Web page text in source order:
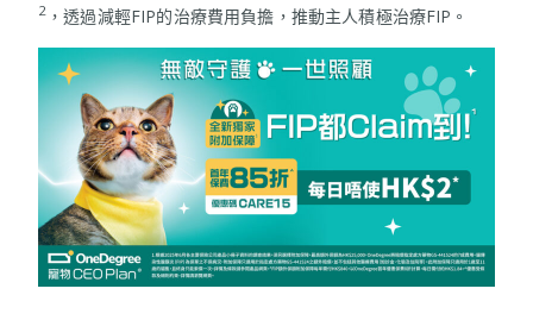
2 ，透過減輕FIP的治療費用負擔，推動主人積極治療FIP。